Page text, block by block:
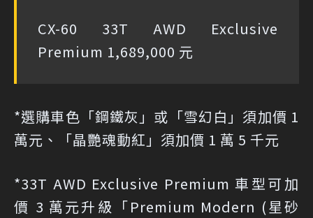
CX-60 33T AWD Exclusive
Premium 1,689,000 元
*選購車色「鋼鐵灰」或「雪幻白」須加價 1
萬元、「晶艷魂動紅」須加價 1 萬 5 千元
*33T AWD Exclusive Premium 車型可加
價 3 萬元升級「Premium Modern (星砂